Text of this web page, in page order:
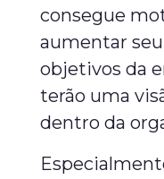
consegue
aumentar
objetivos da
terão uma
dentro da